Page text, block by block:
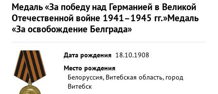
Медаль «За победу над Германией в Великой
Отечественной войне 1941–1945 гг.»Медаль
«За освобождение Белграда»
Дата рождения 18.10.1908
Место рождения
Белоруссия, Витебская область, город
Витебск